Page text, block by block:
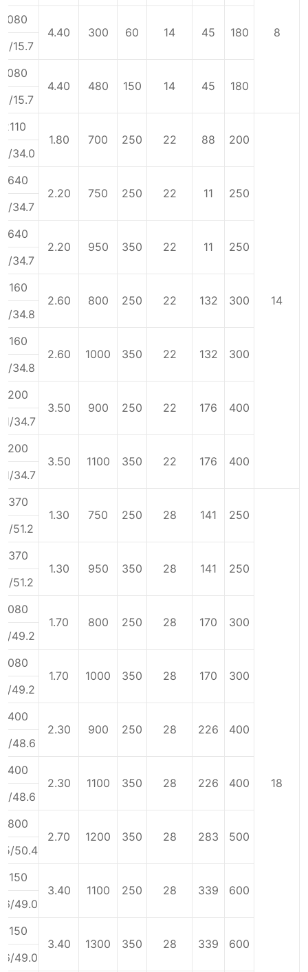
8
180
45
14
60
300
4.40
1080
15.7
180
45
14
150
480
4.40
1080
15.7
14
200
88
22
250
700
1.80
2110
34.0
250
11
22
250
750
2.20
2640
34.7
250
11
22
350
950
2.20
2640
34.7
300
132
22
250
800
2.60
3160
34.8
300
132
22
350
1000
2.60
3160
34.8
400
176
22
250
900
3.50
4200
34.7
400
176
22
350
1100
3.50
4200
34.7
18
250
141
28
250
750
1.30
3370
51.2
250
141
28
350
950
1.30
3370
51.2
300
170
28
250
800
1.70
4080
49.2
300
170
28
350
1000
1.70
4080
49.2
400
226
28
250
900
2.30
5400
48.6
400
226
28
350
1100
2.30
5400
48.6
500
283
28
350
1200
2.70
6800
50.4
600
339
28
250
1100
3.40
8150
49.0
600
339
28
350
1300
3.40
8150
49.0